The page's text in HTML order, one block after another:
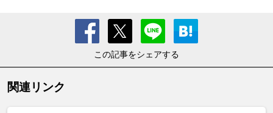
この記事をシェアする
関連リンク